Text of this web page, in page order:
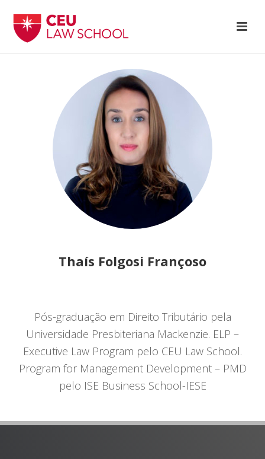
Thaís Folgosi Françoso
Pós-graduação em Direito Tributário pela
Universidade Presbiteriana Mackenzie. ELP –
Executive Law Program pelo CEU Law School.
Program for Management Development – PMD
pelo ISE Business School-IESE